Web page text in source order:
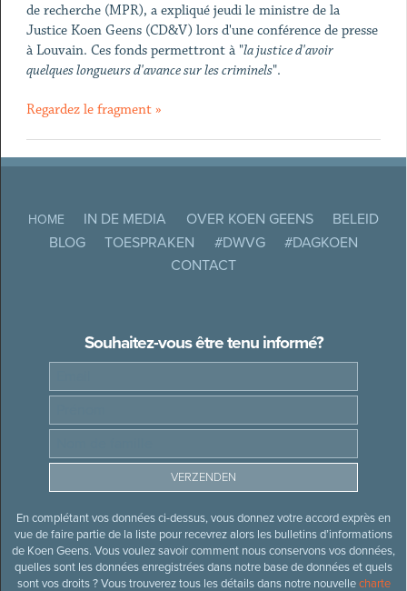
de recherche (MPR), a expliqué jeudi le ministre de la
Justice Koen Geens (CD&V) lors d'une conférence de presse
à Louvain. Ces fonds permettront à "la justice d'avoir
quelques longueurs d'avance sur les criminels".
Regardez le fragment »
HOME IN DE MEDIA OVER KOEN GEENS
BELEID
BLOG
TOESPRAKEN #DWVG
#DAGKOEN
CONTACT
Souhaitez-vous être tenu informé?
En complétant vos données ci-dessus, vous donnez votre accord exprès en
vue de faire partie de la liste pour recevrez alors les bulletins d’informations
de Koen Geens. Vous voulez savoir comment nous conservons vos données,
quelles sont les données enregistrées dans notre base de données et quels
sont vos droits ? Vous trouverez tous les détails dans notre nouvellecharte